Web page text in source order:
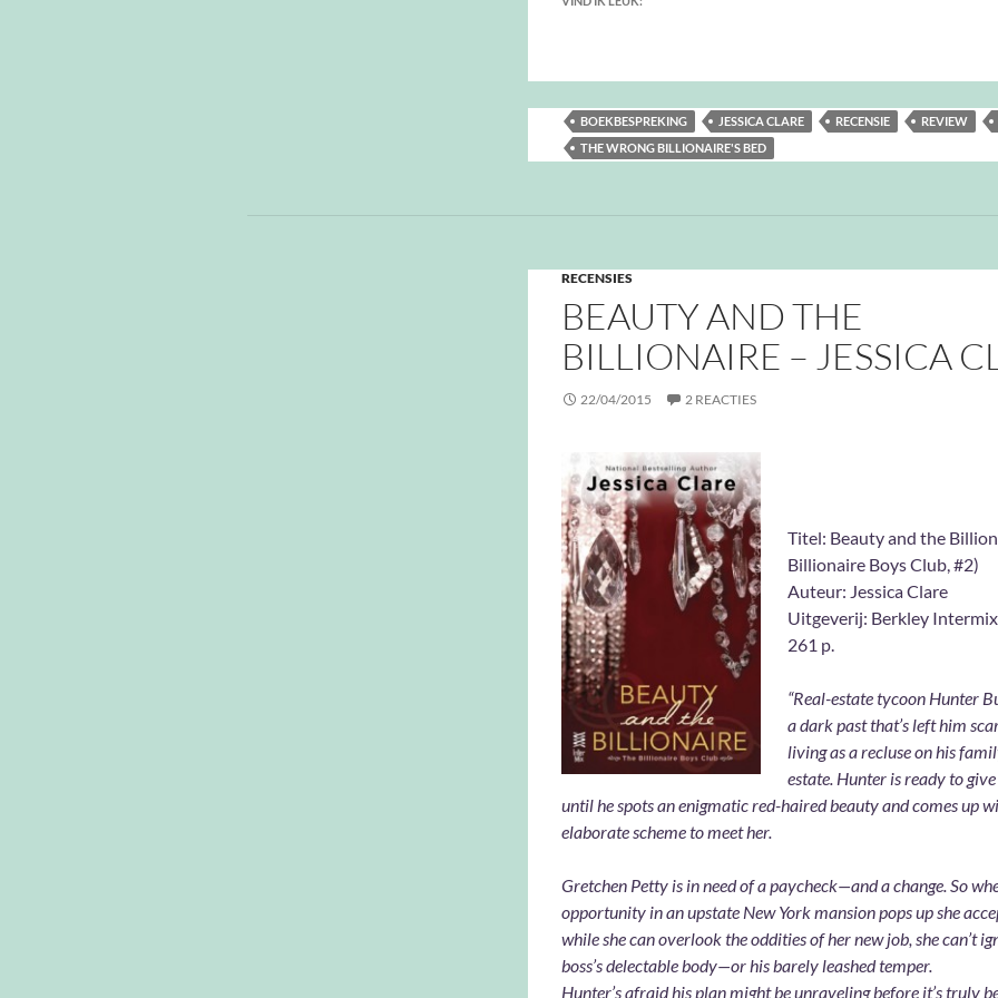
BOEKBESPREKING JESSICA CLARE RECENSIE REVIEW
THE WRONG BILLIONAIRE'S BED
RECENSIES
BEAUTY AND THE
BILLIONAIRE – JESSICA
22/04/2015 2 REACTIES
Titel: Beauty and the
Billionaire Boys Club, #2)
Auteur: Jessica Clare
Uitgeverij: Berkley Intermix
261 p.
“Real-estate tycoon Hunter
a dark past that’s left him
living as a recluse on his
estate. Hunter is ready to
until he spots an enigmatic red-haired beauty and comes up
elaborate scheme to meet her.
Gretchen Petty is in need of a paycheck—and a change. So
opportunity in an upstate New York mansion pops up she
while she can overlook the oddities of her new job, she can’t
boss’s delectable body—or his barely leashed temper.
Hunter’s afraid his plan might be unraveling before it’s truly